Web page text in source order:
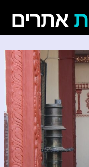
ת אתרים